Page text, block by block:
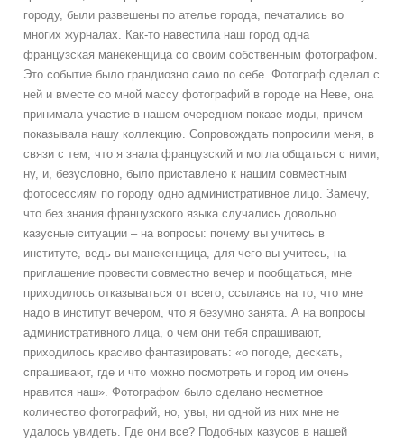
городу, были развешены по ателье города, печатались во
многих журналах. Как-то навестила наш город одна
французская манекенщица со своим собственным фотографом.
Это событие было грандиозно само по себе. Фотограф сделал с
ней и вместе со мной массу фотографий в городе на Неве, она
принимала участие в нашем очередном показе моды, причем
показывала нашу коллекцию. Сопровождать попросили меня, в
связи с тем, что я знала французский и могла общаться с ними,
ну, и, безусловно, было приставлено к нашим совместным
фотосессиям по городу одно административное лицо. Замечу,
что без знания французского языка случались довольно
казусные ситуации – на вопросы: почему вы учитесь в
институте, ведь вы манекенщица, для чего вы учитесь, на
приглашение провести совместно вечер и пообщаться, мне
приходилось отказываться от всего, ссылаясь на то, что мне
надо в институт вечером, что я безумно занята. А на вопросы
административного лица, о чем они тебя спрашивают,
приходилось красиво фантазировать: «о погоде, дескать,
спрашивают, где и что можно посмотреть и город им очень
нравится наш». Фотографом было сделано несметное
количество фотографий, но, увы, ни одной из них мне не
удалось увидеть. Где они все? Подобных казусов в нашей